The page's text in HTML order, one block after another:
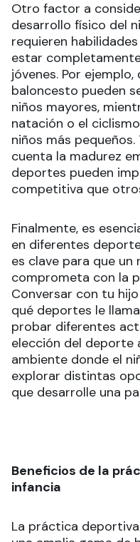
Otro factor a
desarrollo físico del
requieren
estar
jóvenes. Por
baloncesto pueden
niños mayores,
natación o el
niños más
cuenta la madurez
deportes pueden
competitiva que
Finalmente, es
en diferentes
es clave para que
comprometa con la
Conversar con tu
qué deportes le
probar diferentes
elección del deporte
ambiente donde el
explorar distintas
que desarrolle una
Beneficios de la
infancia
La práctica